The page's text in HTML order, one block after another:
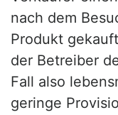
nach dem
Produkt
der Betreiber
Fall also
geringe